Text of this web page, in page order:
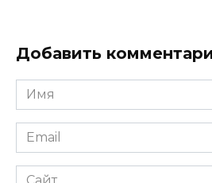
Добавить
Имя
*
Email
*
Сайт